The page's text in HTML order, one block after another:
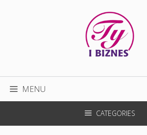
MENU
CATEGORIES